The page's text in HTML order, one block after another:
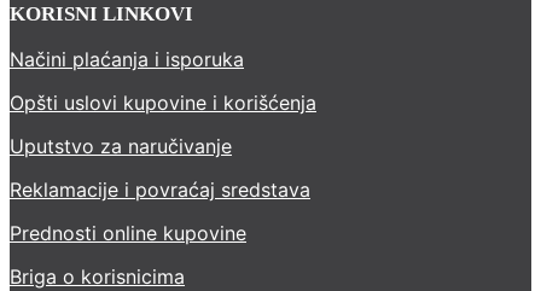
KORISNI LINKOVI
Načini plaćanja i isporuka
Opšti uslovi kupovine i korišćenja
Uputstvo za naručivanje
Reklamacije i povraćaj sredstava
Prednosti online kupovine
Briga o korisnicima